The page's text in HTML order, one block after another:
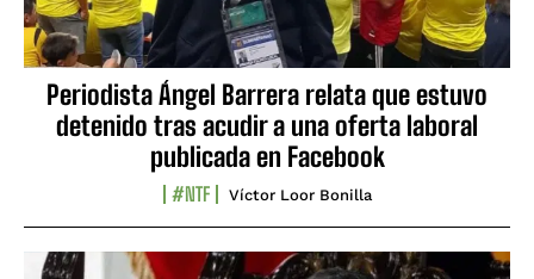
Periodista Ángel Barrera relata que estuvo
detenido tras acudir a una oferta laboral
publicada en Facebook
#NTF Víctor Loor Bonilla